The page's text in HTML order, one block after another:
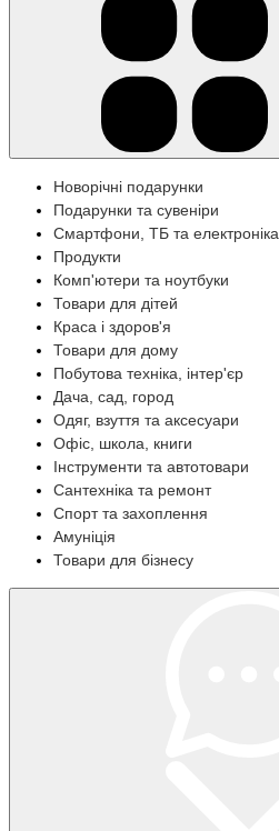
Новорічні подарунки
Подарунки та сувеніри
Смартфони, ТБ та електроніка
Продукти
Комп'ютери та ноутбуки
Товари для дітей
Краса і здоров'я
Товари для дому
Побутова техніка, інтер'єр
Дача, сад, город
Одяг, взуття та аксесуари
Офіс, школа, книги
Інструменти та автотовари
Сантехніка та ремонт
Спорт та захоплення
Амуніція
Товари для бізнесу